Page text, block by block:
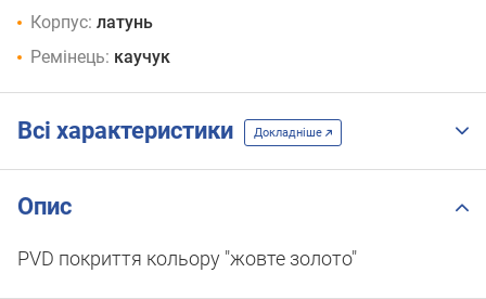
Корпус: латунь
Ремінець: каучук
Всі характеристики Докладніше
Опис
PVD покриття кольору "жовте золото"